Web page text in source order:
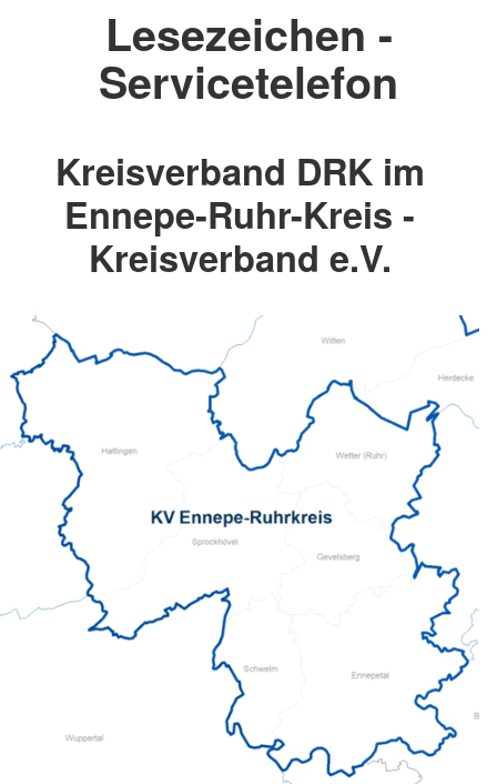
Lesezeichen -
Servicetelefon
Kreisverband DRK im
Ennepe-Ruhr-Kreis -
Kreisverband e.V.